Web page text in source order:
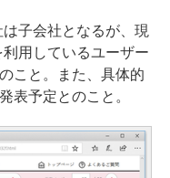
子会社となるが、現
用しているユーザー
こと。また、具体的
表予定とのこと。